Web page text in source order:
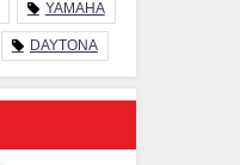
YAMAHA
DAYTONA